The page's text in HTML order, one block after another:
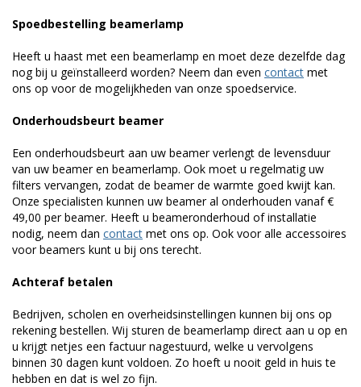
Spoedbestelling beamerlamp
Heeft u haast met een beamerlamp en moet deze dezelfde dag
nog bij u geïnstalleerd worden? Neem dan even contact met
ons op voor de mogelijkheden van onze spoedservice.
Onderhoudsbeurt beamer
Een onderhoudsbeurt aan uw beamer verlengt de levensduur
van uw beamer en beamerlamp. Ook moet u regelmatig uw
filters vervangen, zodat de beamer de warmte goed kwijt kan.
Onze specialisten kunnen uw beamer al onderhouden vanaf €
49,00 per beamer. Heeft u beameronderhoud of installatie
nodig, neem dan contact met ons op. Ook voor alle accessoires
voor beamers kunt u bij ons terecht.
Achteraf betalen
Bedrijven, scholen en overheidsinstellingen kunnen bij ons op
rekening bestellen. Wij sturen de beamerlamp direct aan u op en
u krijgt netjes een factuur nagestuurd, welke u vervolgens
binnen 30 dagen kunt voldoen. Zo hoeft u nooit geld in huis te
hebben en dat is wel zo fijn.